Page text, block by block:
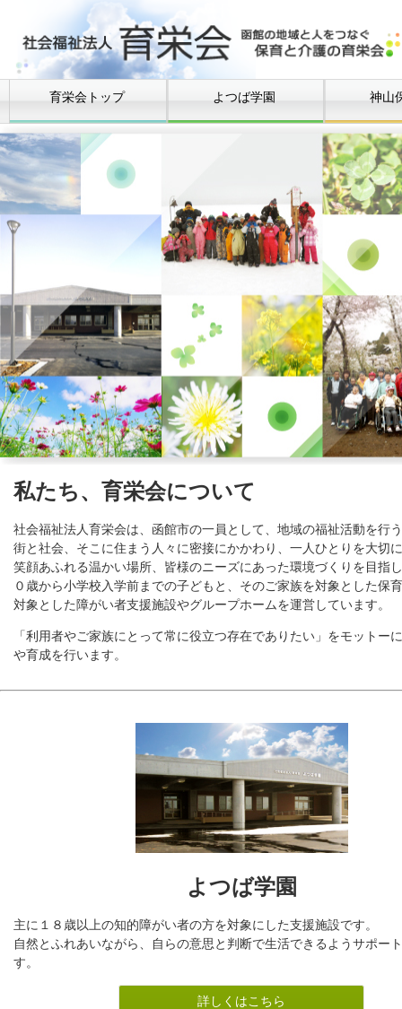
育栄会トップ よつば学園 神山
私たち、育栄会について
社会福祉法人育栄会は、函館市の一員として、地域の福祉活動を行
街と社会、そこに住まう人々に密接にかかわり、一人ひとりを大切
笑顔あふれる温かい場所、皆様のニーズにあった環境づくりを目指
０歳から小学校入学前までの子どもと、そのご家族を対象とした保
対象とした障がい者支援施設やグループホームを運営しています。
「利用者やご家族にとって常に役立つ存在でありたい」をモットー
や育成を行います。
よつば学園
主に１８歳以上の知的障がい者の方を対象にした支援施設です。
自然とふれあいながら、自らの意思と判断で生活できるようサポー
す。
詳しくはこちら